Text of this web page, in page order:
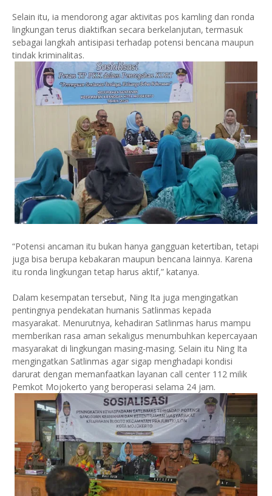
Selain itu, ia mendorong agar aktivitas pos kamling dan ronda
lingkungan terus diaktifkan secara berkelanjutan, termasuk
sebagai langkah antisipasi terhadap potensi bencana maupun
tindak kriminalitas.
“Potensi ancaman itu bukan hanya gangguan ketertiban, tetapi
juga bisa berupa kebakaran maupun bencana lainnya. Karena
itu ronda lingkungan tetap harus aktif,” katanya.
Dalam kesempatan tersebut, Ning Ita juga mengingatkan
pentingnya pendekatan humanis Satlinmas kepada
masyarakat. Menurutnya, kehadiran Satlinmas harus mampu
memberikan rasa aman sekaligus menumbuhkan kepercayaan
masyarakat di lingkungan masing-masing. Selain itu Ning Ita
mengingatkan Satlinmas agar sigap menghadapi kondisi
darurat dengan memanfaatkan layanan call center 112 milik
Pemkot Mojokerto yang beroperasi selama 24 jam.